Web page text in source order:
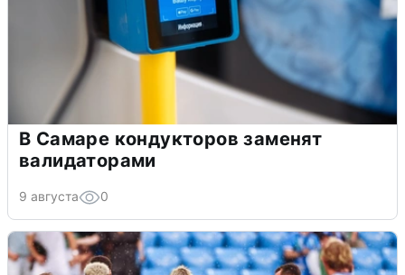
В Самаре кондукторов заменят
валидаторами
9 августа 0